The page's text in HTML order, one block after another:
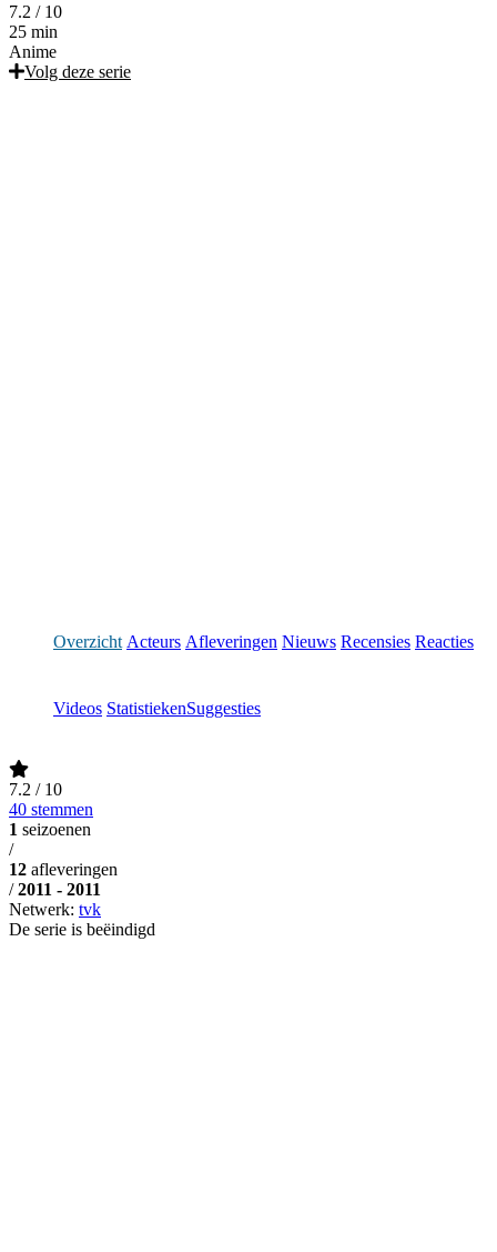
7.2 / 10
25 min
Anime
Volg deze serie
Overzicht Acteurs Afleveringen Nieuws Recensies Reacties
Videos StatistiekenSuggesties
7.2 / 10
40 stemmen
1 seizoenen
/
12 afleveringen
/ 2011 - 2011
Netwerk: tvk
De serie is beëindigd